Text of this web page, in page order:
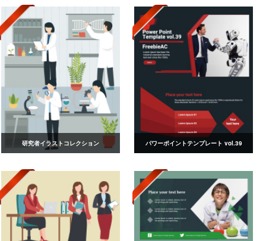
研究者イラストコレクション パワーポイントテンプレート vol.39